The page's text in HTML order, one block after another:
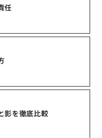
任
影を徹底比較